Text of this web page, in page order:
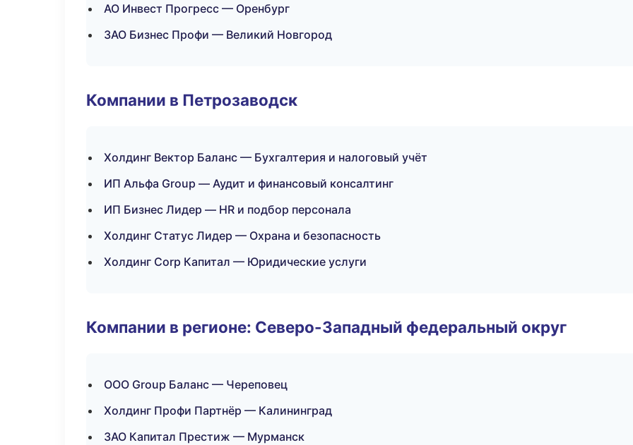
АО Инвест Прогресс — Оренбург
ЗАО Бизнес Профи — Великий Новгород
Компании в Петрозаводск
Холдинг Вектор Баланс — Бухгалтерия и налоговый учёт
ИП Альфа Group — Аудит и финансовый консалтинг
ИП Бизнес Лидер — HR и подбор персонала
Холдинг Статус Лидер — Охрана и безопасность
Холдинг Corp Капитал — Юридические услуги
Компании в регионе: Северо-Западный федеральный округ
ООО Group Баланс — Череповец
Холдинг Профи Партнёр — Калининград
ЗАО Капитал Престиж — Мурманск